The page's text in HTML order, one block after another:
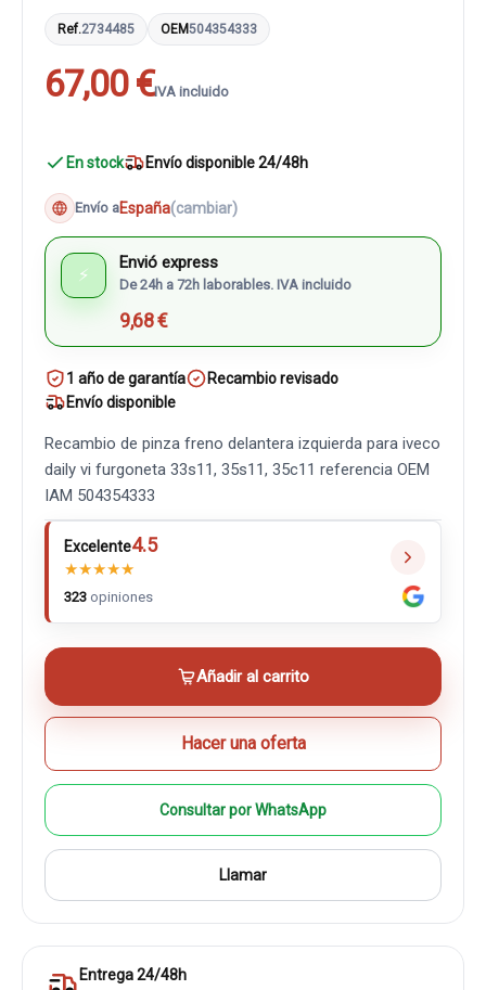
Ref.2734485 OEM504354333
67,00 €IVA incluido
En stock Envío disponible 24/48h
Envío aEspaña(cambiar)
⚡
Envió express
De 24h a 72h laborables. IVA incluido
9,68 €
1 año de garantía
Recambio revisado
Envío disponible
Recambio de pinza freno delantera izquierda para iveco
daily vi furgoneta 33s11, 35s11, 35c11 referencia OEM
IAM 504354333
Excelente4.5
★★★★★
323 opiniones
Añadir al carrito
Hacer una oferta
Consultar por WhatsApp
Llamar
Entrega 24/48h